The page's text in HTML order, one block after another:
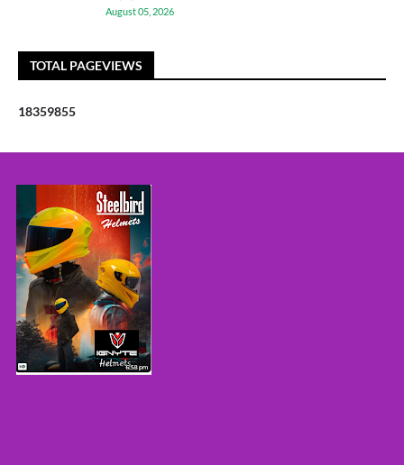
August 05, 2026
TOTAL PAGEVIEWS
18359855